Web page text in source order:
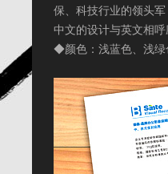
保、科技行业的领头
中文的设计与英文相呼
◆颜色：浅蓝色、浅绿